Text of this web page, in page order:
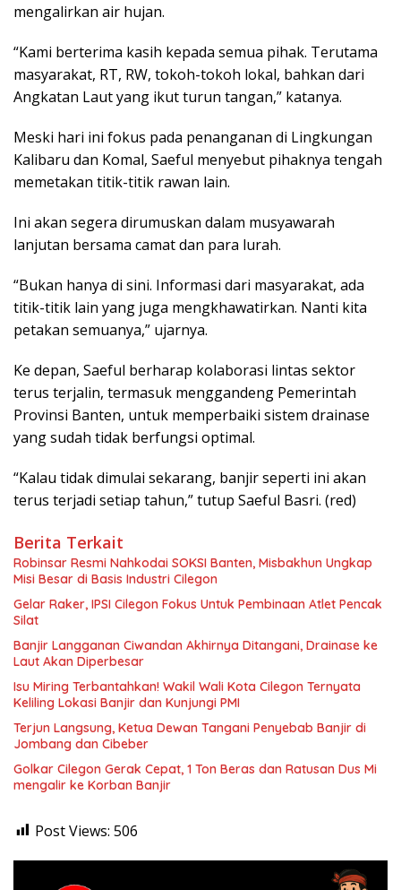
mengalirkan air hujan.
“Kami berterima kasih kepada semua pihak. Terutama
masyarakat, RT, RW, tokoh-tokoh lokal, bahkan dari
Angkatan Laut yang ikut turun tangan,” katanya.
Meski hari ini fokus pada penanganan di Lingkungan
Kalibaru dan Komal, Saeful menyebut pihaknya tengah
memetakan titik-titik rawan lain.
Ini akan segera dirumuskan dalam musyawarah
lanjutan bersama camat dan para lurah.
“Bukan hanya di sini. Informasi dari masyarakat, ada
titik-titik lain yang juga mengkhawatirkan. Nanti kita
petakan semuanya,” ujarnya.
Ke depan, Saeful berharap kolaborasi lintas sektor
terus terjalin, termasuk menggandeng Pemerintah
Provinsi Banten, untuk memperbaiki sistem drainase
yang sudah tidak berfungsi optimal.
“Kalau tidak dimulai sekarang, banjir seperti ini akan
terus terjadi setiap tahun,” tutup Saeful Basri. (red)
Berita Terkait
Robinsar Resmi Nahkodai SOKSI Banten, Misbakhun Ungkap
Misi Besar di Basis Industri Cilegon
Gelar Raker, IPSI Cilegon Fokus Untuk Pembinaan Atlet Pencak
Silat
Banjir Langganan Ciwandan Akhirnya Ditangani, Drainase ke
Laut Akan Diperbesar
Isu Miring Terbantahkan! Wakil Wali Kota Cilegon Ternyata
Keliling Lokasi Banjir dan Kunjungi PMI
Terjun Langsung, Ketua Dewan Tangani Penyebab Banjir di
Jombang dan Cibeber
Golkar Cilegon Gerak Cepat, 1 Ton Beras dan Ratusan Dus Mi
mengalir ke Korban Banjir
Post Views: 506